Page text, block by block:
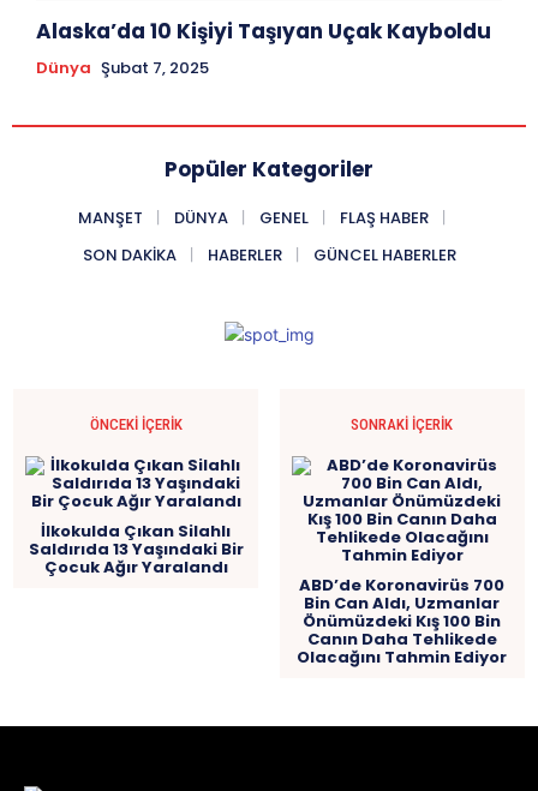
Alaska’da 10 Kişiyi Taşıyan Uçak Kayboldu
Dünya Şubat 7, 2025
Popüler Kategoriler
MANŞET DÜNYA GENEL
FLAŞ HABER
SON DAKIKA
HABERLER GÜNCEL HABERLER
ÖNCEKI İÇERIK
İlkokulda Çıkan Silahlı
Saldırıda 13 Yaşındaki Bir
Çocuk Ağır Yaralandı
SONRAKI İÇERIK
ABD’de Koronavirüs 700
Bin Can Aldı, Uzmanlar
Önümüzdeki Kış 100 Bin
Canın Daha Tehlikede
Olacağını Tahmin Ediyor